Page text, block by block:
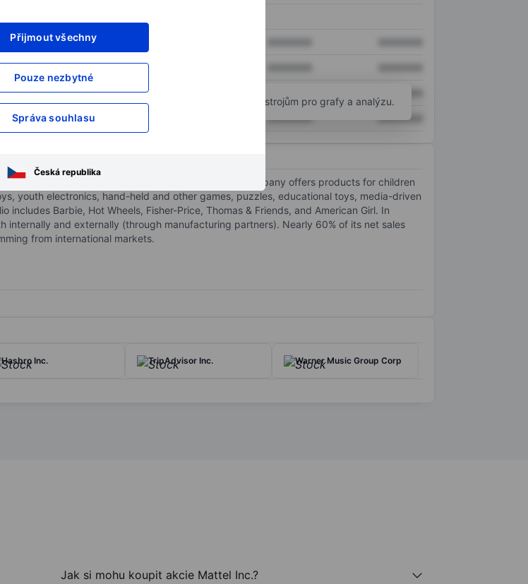
Přijmout všechny
Pouze nezbytné
Správa souhlasu
Česká republika
XXXXXXX
XXXXXXX
XXXXXXX
XXXXXXX XXXXXXX XXXXXXX
Otevřete si účeta získejte přístup k pokročilým nástrojům pro grafy a analýzu.
partners and direct to retail customers. The company offers products for children
youth electronics, hand-held and other games, puzzles, educational toys, media-driven
Barbie, Hot Wheels, Fisher-Price, Thomas & Friends, and American Girl. In
and externally (through manufacturing partners). Nearly 60% of its net sales
from international markets.
Hasbro Inc. TripAdvisor Inc. Warner Music Group Corp
Jak si mohu koupit akcie Mattel Inc.?